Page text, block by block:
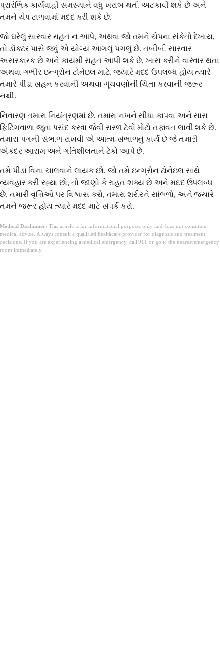
પ્રારંભિક કાર્યવાહી સમસ્યાને વધુ ખરાબ થતી અટકાવી શકે છે અને
તમને ચેપ ટાળવામાં મદદ કરી શકે છે.
જો ઘરેલું સારવાર રાહત ન આપે, અથવા જો તમને ચેપના સંકેતો દેખાય,
તો ડૉક્ટર પાસે જવું એ યોગ્ય આગલું પગલું છે. તબીબી સારવાર
અસરકારક છે અને કાયમી રાહત આપી શકે છે, ખાસ કરીને વારંવાર થતા
અથવા ગંભીર ઇન્ગ્રોન ટોનેઇલ માટે. જ્યારે મદદ ઉપલબ્ધ હોય ત્યારે
તમારે પીડા સહન કરવાની અથવા ગૂંચવણોની ચિંતા કરવાની જરૂર
નથી.
નિવારણ તમારા નિયંત્રણમાં છે. તમારા નખને સીધા કાપવા અને સારા
ફિટિંગવાળા જૂતા પસંદ કરવા જેવી સરળ ટેવો મોટો તફાવત લાવી શકે છે.
તમારા પગની સંભાળ રાખવી એ આત્મ-સંભાળનું કાર્ય છે જે તમારી
એકંદર આરામ અને ગતિશીલતાને ટેકો આપે છે.
તમે પીડા વિના ચાલવાને લાયક છો. જો તમે ઇન્ગ્રોન ટોનેઇલ સાથે
વ્યવહાર કરી રહ્યા છો, તો જાણો કે રાહત શક્ય છે અને મદદ ઉપલબ્ધ
છે. તમારી વૃત્તિઓ પર વિશ્વાસ કરો, તમારા શરીરને સાંભળો, અને જ્યારે
તમને જરૂર હોય ત્યારે મદદ માટે સંપર્ક કરો.
Medical Disclaimer: This article is for informational purposes only and does not constitute
medical advice. Always consult a qualified healthcare provider for diagnosis and treatment
decisions. If you are experiencing a medical emergency, call 911 or go to the nearest emergency
room immediately.